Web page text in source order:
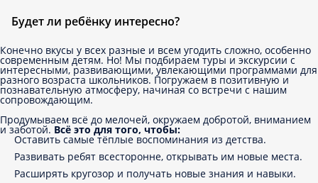
Будет ли ребёнку интересно?
Конечно вкусы у всех разные и всем угодить сложно, особенно
современным детям. Но! Мы подбираем туры и экскурсии с
интересными, развивающими, увлекающими программами для
разного возраста школьников. Погружаем в позитивную и
познавательную атмосферу, начиная со встречи с нашим
сопровождающим.
Продумываем всё до мелочей, окружаем добротой, вниманием
и заботой. Всё это для того, чтобы:
Оставить самые тёплые воспоминания из детства.
Развивать ребят всесторонне, открывать им новые места.
Расширять кругозор и получать новые знания и навыки.